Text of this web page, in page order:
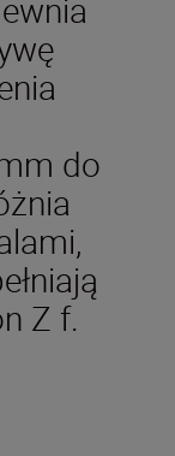
do
Z f.